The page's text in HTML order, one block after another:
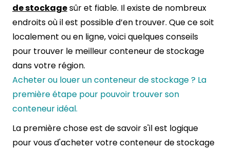
de stockagesûr et fiable. Il existe de nombreux
endroits où il est possible d’en trouver. Que ce soit
localement ou en ligne, voici quelques conseils
pour trouver le meilleur conteneur de stockage
dans votre région.
Acheter ou louer un conteneur de stockage ? La
première étape pour pouvoir trouver son
conteneur idéal.
La première chose est de savoir s'il est logique
pour vous d'acheter votre conteneur de stockage